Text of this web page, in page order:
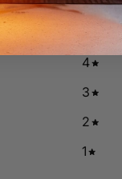
5
4
3
2
1